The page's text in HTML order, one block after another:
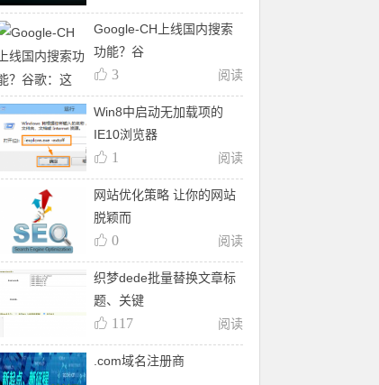
Google-CH上线国内搜索
功能？谷
阅读
3
Win8中启动无加载项的
IE10浏览器
阅读
1
网站优化策略 让你的网站
脱颖而
阅读
0
织梦dede批量替换文章标
题、关键
阅读
117
.com域名注册商